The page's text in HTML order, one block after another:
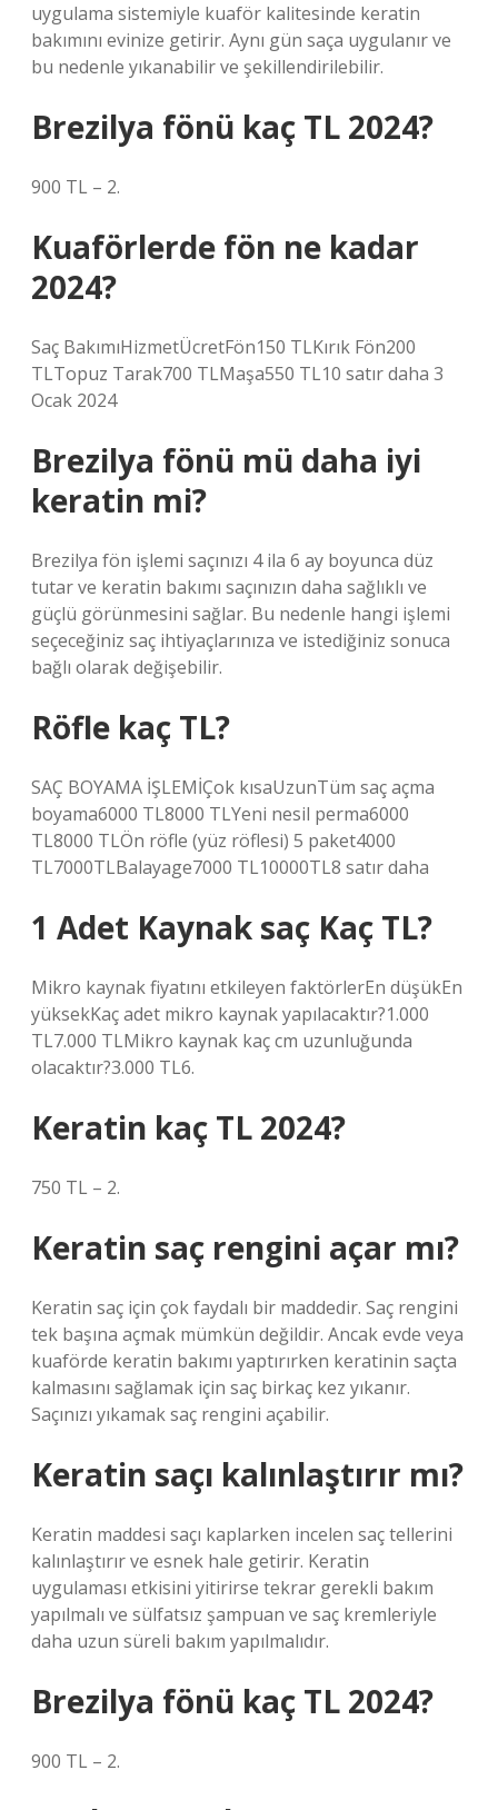
uygulama sistemiyle kuaför kalitesinde keratin
bakımını evinize getirir. Aynı gün saça uygulanır ve
bu nedenle yıkanabilir ve şekillendirilebilir.
Brezilya fönü kaç TL 2024?
900 TL – 2.
Kuaförlerde fön ne kadar
2024?
Saç BakımıHizmetÜcretFön150 TLKırık Fön200
TLTopuz Tarak700 TLMaşa550 TL10 satır daha 3
Ocak 2024
Brezilya fönü mü daha iyi
keratin mi?
Brezilya fön işlemi saçınızı 4 ila 6 ay boyunca düz
tutar ve keratin bakımı saçınızın daha sağlıklı ve
güçlü görünmesini sağlar. Bu nedenle hangi işlemi
seçeceğiniz saç ihtiyaçlarınıza ve istediğiniz sonuca
bağlı olarak değişebilir.
Röfle kaç TL?
SAÇ BOYAMA İŞLEMİÇok kısaUzunTüm saç açma
boyama6000 TL8000 TLYeni nesil perma6000
TL8000 TLÖn röfle (yüz röflesi) 5 paket4000
TL7000TLBalayage7000 TL10000TL8 satır daha
1 Adet Kaynak saç Kaç TL?
Mikro kaynak fiyatını etkileyen faktörlerEn düşükEn
yüksekKaç adet mikro kaynak yapılacaktır?1.000
TL7.000 TLMikro kaynak kaç cm uzunluğunda
olacaktır?3.000 TL6.
Keratin kaç TL 2024?
750 TL – 2.
Keratin saç rengini açar mı?
Keratin saç için çok faydalı bir maddedir. Saç rengini
tek başına açmak mümkün değildir. Ancak evde veya
kuaförde keratin bakımı yaptırırken keratinin saçta
kalmasını sağlamak için saç birkaç kez yıkanır.
Saçınızı yıkamak saç rengini açabilir.
Keratin saçı kalınlaştırır mı?
Keratin maddesi saçı kaplarken incelen saç tellerini
kalınlaştırır ve esnek hale getirir. Keratin
uygulaması etkisini yitirirse tekrar gerekli bakım
yapılmalı ve sülfatsız şampuan ve saç kremleriyle
daha uzun süreli bakım yapılmalıdır.
Brezilya fönü kaç TL 2024?
900 TL – 2.